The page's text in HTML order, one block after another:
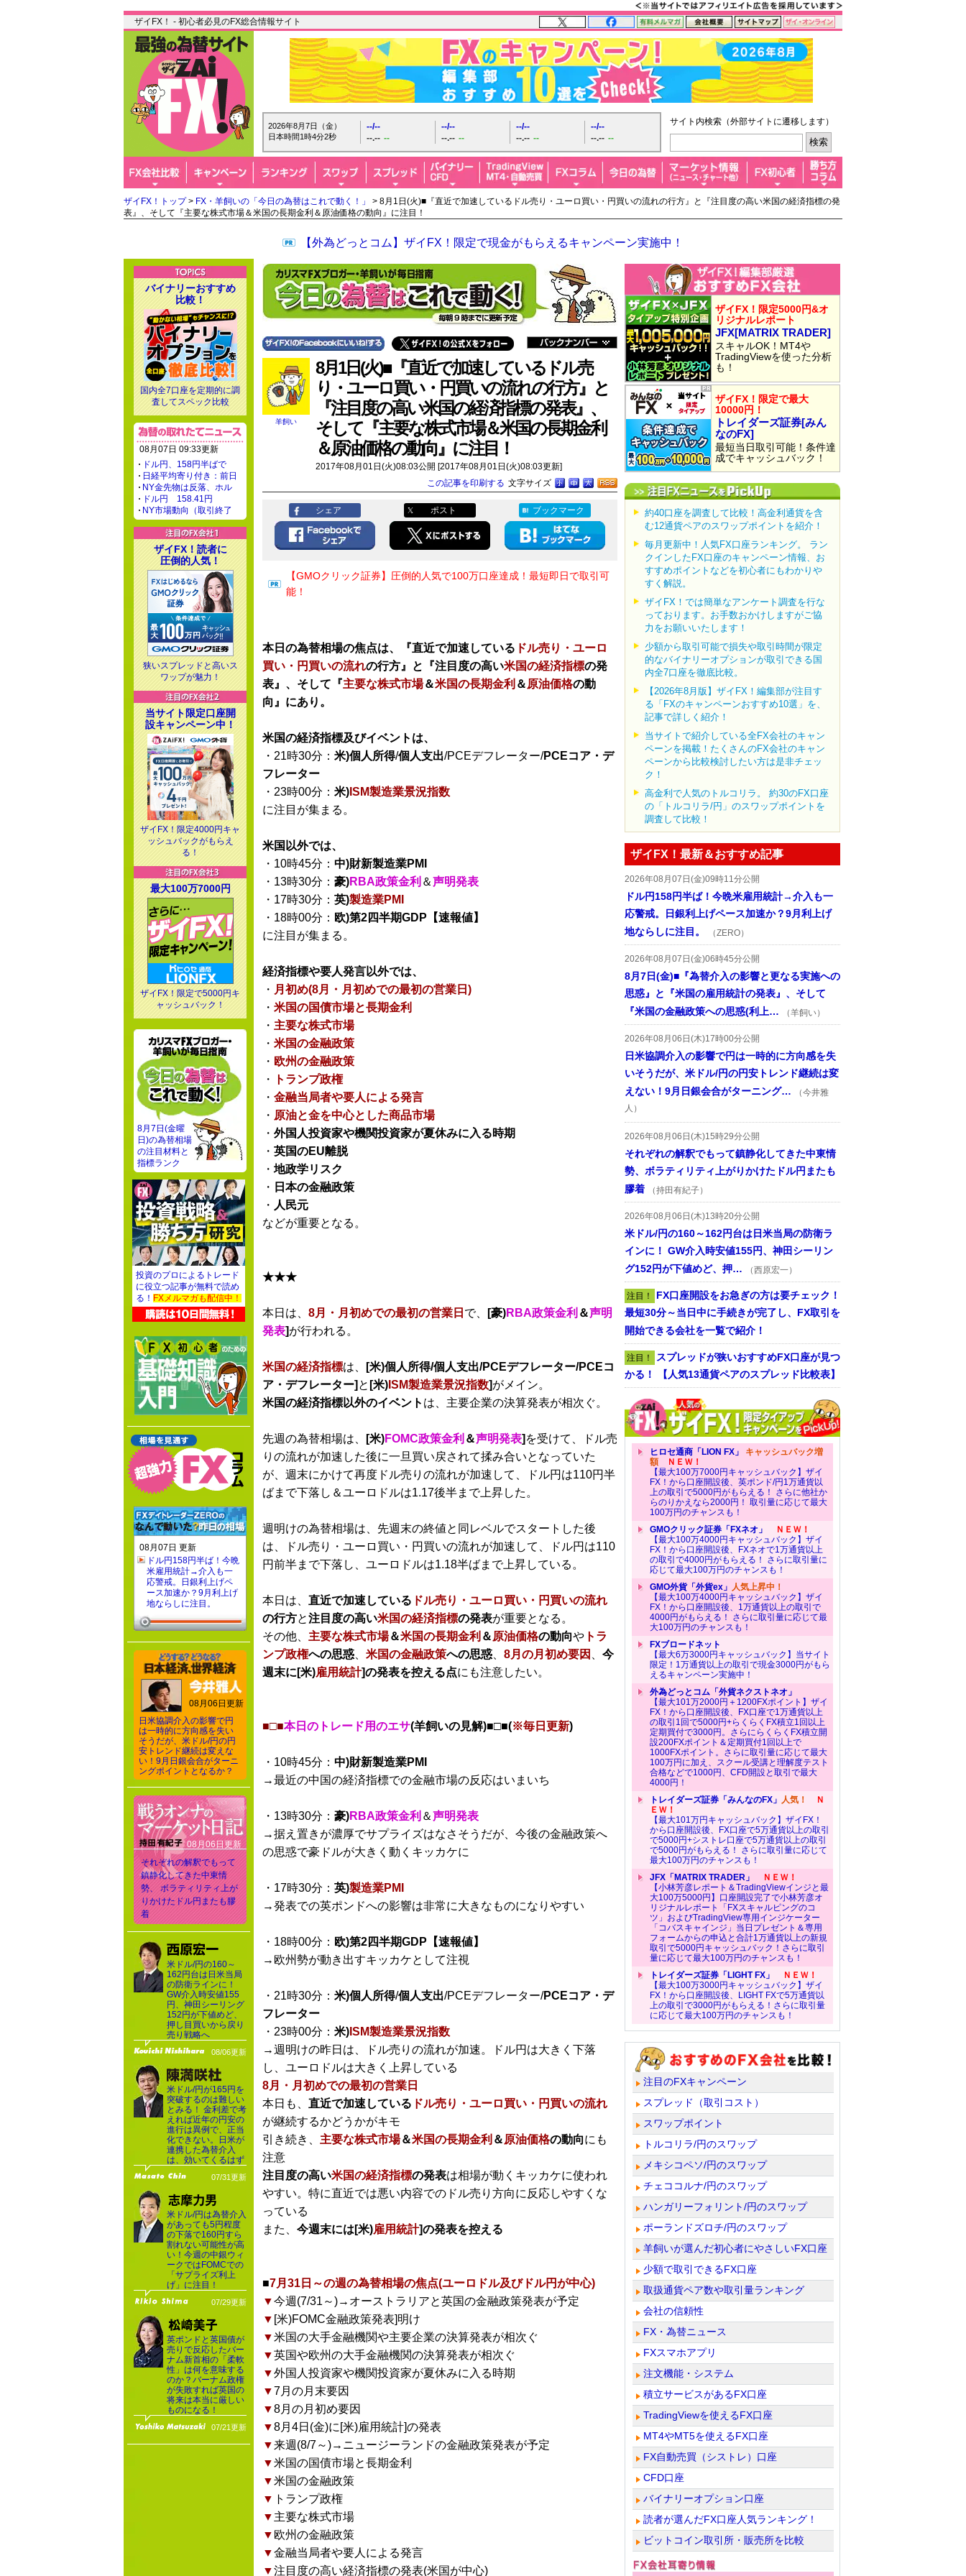
ザイFX！ - 初心者必見のFX総合情報サイト
2026年8月7日（金）
日本時間1時4分3秒
--/--
--.-- --
--/--
--.-- --
--/--
--.-- --
--/--
--.-- --
サイト内検索（外部サイトに遷移します）
ザイFX！トップ> FX・羊飼いの「今日の為替はこれで動く！」
> 8月1日(火)■『直近で加速しているドル売り・ユーロ買い・円買いの流れの行方』と『注目度の高い米国の経済指標の発
表』、そして『主要な株式市場＆米国の長期金利＆原油価格の動向』に注目！
【外為どっとコム】ザイFX！限定で現金がもらえるキャンペーン実施中！
羊飼い
8月1日(火)■『直近で加速しているドル売
り・ユーロ買い・円買いの流れの行方』と
『注目度の高い米国の経済指標の発表』、
そして『主要な株式市場＆米国の長期金利
＆原油価格の動向』に注目！
2017年08月01日(火)08:03公開 [2017年08月01日(火)08:03更新]
文字サイズ
この記事を印刷する
シェア ポスト ブックマーク
【GMOクリック証券】圧倒的人気で100万口座達成！最短即日で取引可
能！
本日の為替相場の焦点は、『直近で加速している ドル売り・ユーロ
買い・円買いの流れの行方』と『注目度の高い米国の経済指標の発
表』、そして『主要な株式市場＆米国の長期金利 ＆ 原油価格の動
向』にあり。
米国の経済指標及びイベントは、
・21時30分： 米)個人所得/個人支出/PCEデフレーター/PCEコア・デ
フレーター
・23時00分： 米) ISM製造業景況指数
に注目が集まる。
米国以外では、
・10時45分： 中)財新製造業PMI
・13時30分： 豪)RBA政策金利 ＆声明発表
・17時30分： 英)製造業PMI
・18時00分： 欧)第2四半期GDP【速報値】
に注目が集まる。
経済指標や要人発言以外では、
・ 月初め(8月・月初めでの最初の営業日)
・ 米国の国債市場と長期金利
・ 主要な株式市場
・ 米国の金融政策
・ 欧州の金融政策
・
トランプ政権
・ 金融当局者や要人による発言
・ 原油と金を中心とした商品市場
・ 外国人投資家や機関投資家が夏休みに入る時期
・ 英国のEU離脱
・ 地政学リスク
・ 日本の金融政策
・ 人民元
などが重要となる。
★★★
本日は、 8月・月初めでの最初の営業日 で、 [豪)RBA政策金利 ＆声明
発表]が行われる。
米国の経済指標は、
[米)個人所得/個人支出/PCEデフレーター/PCEコ
ア・デフレーター] と [米) ISM製造業景況指数]がメイン。
米国の経済指標以外のイベント は、主要企業の決算発表が相次ぐ。
先週の為替相場は、 [米)FOMC政策金利 ＆声明発表] を受けて、ドル売
りの流れが加速した後に一旦買い戻されて揉み合いとなっていた
が、週末にかけて再度ドル売りの流れが加速して、ドル円は110円半
ばまで下落し＆ユーロドルは1.17後半まで上昇した。
週明けの為替相場は、先週末の終値と同レベルでスタートした後
は、ドル売り・ユーロ買い・円買いの流れが加速して、ドル円は110
円前半まで下落し、ユーロドルは1.18半ばまで上昇している。
本日は、 直近で加速している ドル売り・ユーロ買い・円買いの流れ
の行方と注目度の高い米国の経済指標の発表が重要となる。
その他、 主要な株式市場＆米国の長期金利 ＆ 原油価格の動向や トラ
ンプ政権への思惑 米国の金融政策への思惑 8月の月初め要因
今
週末に[米)雇用統計]の発表を控える点にも注意したい。
■□■本日のトレード用のエサ(羊飼いの見解)■□■(※毎日更新)
・10時45分： 中)財新製造業PMI
→最近の中国の経済指標での金融市場の反応はいまいち
・13時30分： 豪)RBA政策金利 ＆声明発表
→据え置きが濃厚でサプライズはなさそうだが、今後の金融政策へ
の思惑で豪ドルが大きく動くキッカケに
・17時30分： 英)製造業PMI
→発表での英ポンドへの影響は非常に大きなものになりやすい
・18時00分： 欧)第2四半期GDP【速報値】
→欧州勢が動き出すキッカケとして注視
・21時30分： 米)個人所得/個人支出/PCEデフレーター/PCEコア・デ
フレーター
・23時00分： 米) ISM製造業景況指数
→週明けの昨日は、ドル売りの流れが加速。ドル円は大きく下落
し、ユーロドルは大きく上昇している
8月・月初めでの最初の営業日
本日も、 直近で加速している ドル売り・ユーロ買い・円買いの流れ
が継続するかどうかがキモ
引き続き、 主要な株式市場＆米国の長期金利 ＆ 原油価格の動向にも
注意
注目度の高い米国の経済指標の発表は相場が動くキッカケに使われ
やすい。特に直近では悪い内容でのドル売り方向に反応しやすくな
っている
また、 今週末には[米)雇用統計]の発表を控える
■7月31日～の週の為替相場の焦点(ユーロドル及びドル円が中心)
▼今週(7/31～)→オーストラリアと英国の金融政策発表が予定
▼ [米)FOMC金融政策発表]明け
▼米国の大手金融機関や主要企業の決算発表が相次ぐ
▼英国や欧州の大手金融機関の決算発表が相次ぐ
▼外国人投資家や機関投資家が夏休みに入る時期
▼7月の月末要因
▼8月の月初め要因
▼8月4日(金)に[米)雇用統計]の発表
▼来週(8/7～)→ニュージーランドの金融政策発表が予定
▼米国の国債市場と長期金利
▼米国の金融政策
▼ トランプ政権
▼ 主要な株式市場
▼ 欧州の金融政策
▼金融当局者や要人による発言
▼注目度の高い経済指標の発表(米国が中心)
ザイFX！限定5000円&オ
リジナルレポート
JFX[MATRIX TRADER]
スキャルOK！MT4や
TradingViewを使った分析
も！
ザイFX！限定で最大
10000円！
トレイダーズ証券[みん
なのFX]
最短当日取引可能！条件達
成でキャッシュバック！
約40口座を調査して比較！高金利通貨を含
む12通貨ペアのスワップポイントを紹介！
毎月更新中！人気FX口座ランキング。 ラン
クインしたFX口座のキャンペーン情報、お
すすめポイントなどを初心者にもわかりや
すく解説。
ザイFX！では簡単なアンケート調査を行な
っております。お手数おかけしますがご協
力をお願いいたします！
少額から取引可能で損失や取引時間が限定
的なバイナリーオプションが取引できる国
内全7口座を徹底比較。
【2026年8月版】ザイFX！編集部が注目す
る「FXのキャンペーンおすすめ10選」を、
記事で詳しく紹介！
当サイトで紹介している全FX会社のキャン
ペーンを掲載！たくさんのFX会社のキャン
ペーンから比較検討したい方は是非チェッ
ク！
高金利で人気のトルコリラ。 約30のFX口座
の「トルコリラ/円」のスワップポイントを
調査して比較！
ザイFX！最新＆おすすめ記事
2026年08月07日(金)09時11分公開
ドル円158円半ば！今晩米雇用統計→介入も一
応警戒。日銀利上げペース加速か？9月利上げ
地ならしに注目。
（ZERO）
2026年08月07日(金)06時45分公開
8月7日(金)■『為替介入の影響と更なる実施への
思惑』と『米国の雇用統計の発表』、そして
『米国の金融政策への思惑(利上…
（羊飼い）
2026年08月06日(木)17時00分公開
日米協調介入の影響で円は一時的に方向感を失
いそうだが、米ドル/円の円安トレンド継続は変
えない！9月日銀会合がターニング…
（今井雅
人）
2026年08月06日(木)15時29分公開
それぞれの解釈でもって鎮静化してきた中東情
勢、ボラティリティ上がりかけたドル円またも
膠着
（持田有紀子）
2026年08月06日(木)13時20分公開
米ドル/円の160～162円台は日米当局の防衛ラ
インに！ GW介入時安値155円、神田シーリン
グ152円が下値めど、押…
（西原宏一）
注目！ FX口座開設をお急ぎの方は要チェック！
最短30分～当日中に手続きが完了し、FX取引を
開始できる会社を一覧で紹介！
注目！ スプレッドが狭いおすすめFX口座が見つ
かる！ 【人気13通貨ペアのスプレッド比較表】
ヒロセ通商「LION FX」 キャッシュバック増
額ＮＥＷ！
【最大100万7000円キャッシュバック】ザイ
FX！から口座開設後、英ポンド/円1万通貨以
上の取引で5000円がもらえる！ さらに他社か
らのりかえなら2000円！ 取引量に応じて最大
100万円のチャンスも！
GMOクリック証券「FXネオ」
ＮＥＷ！
【最大100万4000円キャッシュバック】ザイ
FX！から口座開設後、FXネオで1万通貨以上
の取引で4000円がもらえる！ さらに取引量に
応じて最大100万円のチャンスも！
GMO外貨「外貨ex」 人気上昇中！
【最大100万4000円キャッシュバック】ザイ
FX！から口座開設後、1万通貨以上の取引で
4000円がもらえる！ さらに取引量に応じて最
大100万円のチャンスも！
FXブロードネット
【最大6万3000円キャッシュバック】当サイト
限定！1万通貨以上の取引で現金3000円がもら
えるキャンペーン実施中！
外為どっとコム「外貨ネクストネオ」
【最大101万2000円＋1200FXポイント】ザイ
FX！から口座開設後、FX口座で1万通貨以上
の取引1回で5000円+らくらくFX積立1回以上
定期買付で3000円。さらにらくらくFX積立開
設200FXポイント＆定期買付1回以上で
1000FXポイント。さらに取引量に応じて最大
100万円に加え、スクール受講と理解度テスト
合格などで1000円、CFD開設と取引で最大
4000円！
トレイダーズ証券「みんなのFX」 人気！
Ｎ
ＥＷ！
【最大101万円キャッシュバック】ザイFX！
から口座開設後、FX口座で5万通貨以上の取引
で5000円+シストレ口座で5万通貨以上の取引
で5000円がもらえる！ さらに取引量に応じて
最大100万円のチャンスも！
JFX「MATRIX TRADER」
ＮＥＷ！
【小林芳彦レポート＆TradingViewインジと最
大100万5000円】口座開設完了で小林芳彦オ
リジナルレポート「FXスキャルピングのコ
ツ」およびTradingView専用インジケーター
「コバスキャインジ」当日プレゼント＆専用
フォームからの申込と合計1万通貨以上の新規
取引で5000円キャッシュバック！さらに取引
量に応じて最大100万円のチャンスも！
トレイダーズ証券「LIGHT FX」
ＮＥＷ！
【最大100万3000円キャッシュバック】ザイ
FX！から口座開設後、LIGHT FXで5万通貨以
上の取引で3000円がもらえる！さらに取引量
に応じて最大100万円のチャンスも！
注目のFXキャンペーン
スプレッド（取引コスト）
スワップポイント
トルコリラ/円のスワップ
メキシコペソ/円のスワップ
チェココルナ/円のスワップ
ハンガリーフォリント/円のスワップ
ポーランドズロチ/円のスワップ
羊飼いが選んだ初心者にやさしいFX口座
少額で取引できるFX口座
取扱通貨ペア数や取引量ランキング
会社の信頼性
FX・為替ニュース
FXスマホアプリ
注文機能・システム
積立サービスがあるFX口座
TradingViewを使えるFX口座
MT4やMT5を使えるFX口座
FX自動売買（シストレ）口座
CFD口座
バイナリーオプション口座
読者が選んだFX口座人気ランキング！
ビットコイン取引所・販売所を比較
バイナリーおすすめ
比較！
国内全7口座を定期的に調
査してスペック比較
08月07日 09:33更新
ドル円、158円半ばで
日経平均寄り付き：前日
NY金先物は反落、ホル
ドル円 158.41円
NY市場動向（取引終了
ザイFX！読者に
圧倒的人気！
狭いスプレッドと高いス
ワップが魅力！
当サイト限定口座開
設キャンペーン中！
ザイFX！限定4000円キャ
ッシュバックがもらえ
る！
最大100万7000円
ザイFX！限定で5000円キ
ャッシュバック！
8月7日(金曜
日)の為替相場
の注目材料と
指標ランク
投資のプロによるトレード
に役立つ記事が無料で読め
る！ FXメルマガも配信中！
08月07日 更新
ドル円158円半ば！今晩
米雇用統計→介入も一
応警戒。日銀利上げペ
ース加速か？9月利上げ
地ならしに注目。
08月06日更新
日米協調介入の影響で円
は一時的に方向感を失い
そうだが、米ドル/円の円
安トレンド継続は変えな
い！9月日銀会合がターニ
ングポイントとなるか？
08月06日更新
それぞれの解釈でもって
鎮静化してきた中東情
勢、 ボラティリティ上が
りかけたドル円またも膠
着
米ドル/円の160～
162円台は日米当局
の防衛ラインに！
GW介入時安値155
円、神田シーリング
152円が下値めど、
押し目買いから戻り
売り戦略へ
08/06更新
米ドル/円が165円を
突破するのは難しい
とみる！ 金利差で考
えれば近年の円安の
進行は異例で、正当
化できない。日米が
連携した為替介入
は、効いてくるはず
07/31更新
米ドル/円は為替介入
があっても5円程度
の下落で160円すら
割れない可能性が高
い！今週の中銀ウィ
ークではFOMCでの
「サプライズ利上
げ」に注目！
07/29更新
英ポンドと英国債が
売りで反応したバー
ナム新首相の「柔軟
性」は何を意味する
のか？バーナム政権
が失敗すれば英国の
将来は本当に厳しい
ものになる！
07/21更新